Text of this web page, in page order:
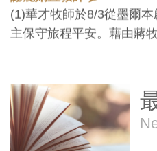
(1)華才牧師於8/3從墨爾
主保守旅程平安。藉由蔣
(1)感謝主的恩典與憐憫，
，仍能完成每月中文堂的
本地跨文化泰友教會